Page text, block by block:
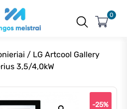
0
/ LG Artcool Gallery
3,5/4,0kW
-25%